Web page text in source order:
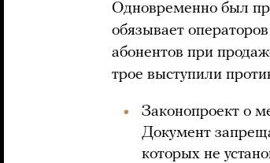
Одновременно был
обязывает
абонентов при
трое выступили
Законопроект о
Документ
которых не